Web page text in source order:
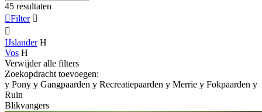
45 resultaten
Filter 

IJslander H
Vos H
Verwijder alle filters
Zoekopdracht toevoegen:
y Pony y Gangpaarden y Recreatiepaarden y Merrie y Fokpaarden y
Ruin
Blikvangers